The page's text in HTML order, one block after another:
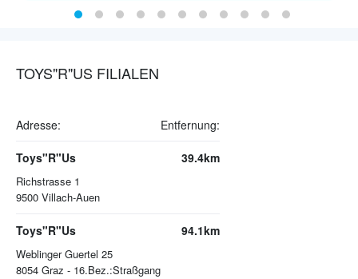
TOYS"R"US FILIALEN
Adresse: Entfernung:
Toys"R"Us
Richstrasse 1
9500 Villach-Auen
39.4km
Toys"R"Us
Weblinger Guertel 25
8054 Graz - 16.Bez.:Straßgang
94.1km